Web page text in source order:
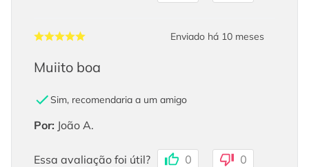
Enviado há 10 meses
Muiito boa
Sim, recomendaria a um amigo
Por: João A.
Essa avaliação foi útil? 0 0